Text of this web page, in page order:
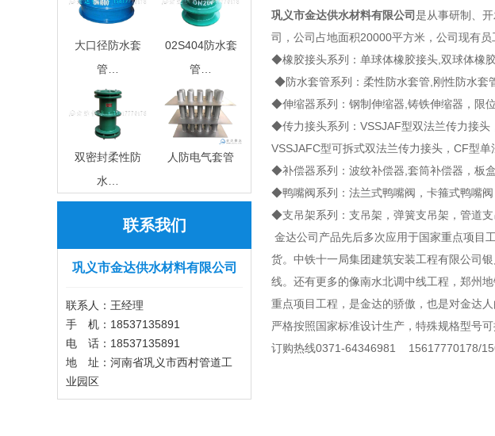
大口径防水套
管…
02S404防水套
管…
双密封柔性防
水…
人防电气套管
联系我们
巩义市金达供水材料有限公司
联系人：王经理
手 机：18537135891
电 话：18537135891
地 址：河南省巩义市西村管道工
业园区
巩义市金达供水材料有限公司是从事研制、
司，公司占地面积20000平方米，公司现有
◆橡胶接头系列：单球体橡胶接头,双球体橡
◆防水套管系列：柔性防水套管,刚性防水套
◆伸缩器系列：钢制伸缩器,铸铁伸缩器，限
◆传力接头系列：VSSJAF型双法兰传力接头
VSSJAFC型可拆式双法兰传力接头，CF型
◆补偿器系列：波纹补偿器,套筒补偿器，板
◆鸭嘴阀系列：法兰式鸭嘴阀，卡箍式鸭嘴
◆支吊架系列：支吊架，弹簧支吊架，管道
金达公司产品先后多次应用于国家重点项目
货。中铁十一局集团建筑安装工程有限公司
线。还有更多的像南水北调中线工程，郑州
重点项目工程，是金达的骄傲，也是对金达
严格按照国家标准设计生产，特殊规格型号
订购热线0371-64346981 15617770178/